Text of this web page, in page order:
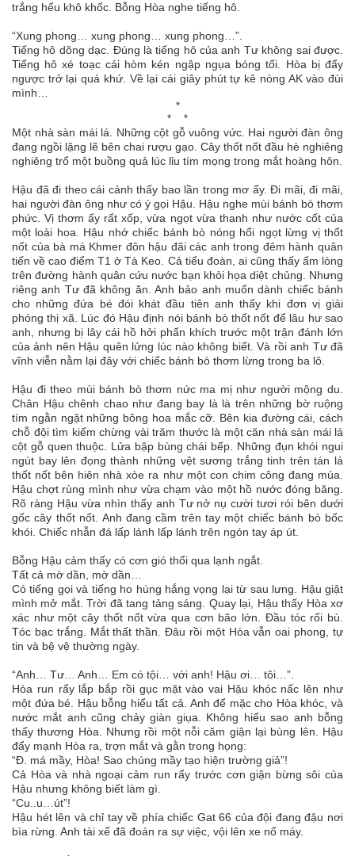
trắng hếu khô khốc. Bỗng Hòa nghe tiếng hô.
“Xung phong… xung phong… xung phong…”.
Tiếng hô dõng dạc. Đúng là tiếng hô của anh Tư không sai được.
Tiếng hô xé toạc cái hòm kén ngập ngụa bóng tối. Hòa bị đẩy
ngược trở lại quá khứ. Về lại cái giây phút tự kê nòng AK vào đùi
mình…
*
* *
Một nhà sàn mái lá. Những cột gỗ vuông vức. Hai người đàn ông
đang ngồi lặng lẽ bên chai rượu gạo. Cây thốt nốt đầu hè nghiêng
nghiêng trổ một buồng quả lúc lỉu tím mọng trong mắt hoàng hôn.
Hậu đã đi theo cái cảnh thấy bao lần trong mơ ấy. Đi mãi, đi mãi,
hai người đàn ông như có ý gọi Hậu. Hậu nghe mùi bánh bò thơm
phức. Vị thơm ấy rất xốp, vừa ngọt vừa thanh như nước cốt của
một loài hoa. Hậu nhớ chiếc bánh bò nóng hổi ngọt lừng vị thốt
nốt của bà má Khmer đôn hậu đãi các anh trong đêm hành quân
tiến về cao điểm T1 ở Tà Keo. Cả tiểu đoàn, ai cũng thấy ấm lòng
trên đường hành quân cứu nước bạn khỏi họa diệt chủng. Nhưng
riêng anh Tư đã không ăn. Anh bảo anh muốn dành chiếc bánh
cho những đứa bé đói khát đầu tiên anh thấy khi đơn vị giải
phóng thị xã. Lúc đó Hậu định nói bánh bò thốt nốt để lâu hư sao
anh, nhưng bị lây cái hồ hởi phấn khích trước một trận đánh lớn
của ảnh nên Hậu quên lửng lúc nào không biết. Và rồi anh Tư đã
vĩnh viễn nằm lại đây với chiếc bánh bò thơm lừng trong ba lô.
Hậu đi theo mùi bánh bò thơm nức ma mị như người mộng du.
Chân Hậu chênh chao như đang bay là là trên những bờ ruộng
tím ngằn ngặt những bông hoa mắc cỡ. Bên kia đường cái, cách
chỗ đội tìm kiếm chừng vài trăm thước là một căn nhà sàn mái lá
cột gỗ quen thuộc. Lửa bập bùng chái bếp. Những đụn khói ngui
ngút bay lên đọng thành những vệt sương trắng tinh trên tán lá
thốt nốt bên hiên nhà xòe ra như một con chim công đang múa.
Hậu chợt rùng mình như vừa chạm vào một hồ nước đóng băng.
Rõ ràng Hậu vừa nhìn thấy anh Tư nở nụ cười tươi rói bên dưới
gốc cây thốt nốt. Anh đang cầm trên tay một chiếc bánh bò bốc
khói. Chiếc nhẫn đá lấp lánh lấp lánh trên ngón tay áp út.
Bỗng Hậu cảm thấy có cơn gió thổi qua lạnh ngắt.
Tất cả mờ dần, mờ dần…
Có tiếng gọi và tiếng ho húng hắng vọng lại từ sau lưng. Hậu giật
mình mở mắt. Trời đã tang tảng sáng. Quay lại, Hậu thấy Hòa xơ
xác như một cây thốt nốt vừa qua cơn bão lớn. Đầu tóc rối bù.
Tóc bạc trắng. Mắt thất thần. Đâu rồi một Hòa vẫn oai phong, tự
tin và bệ vệ thường ngày.
“Anh… Tư… Anh… Em có tội… với anh! Hậu ơi… tôi…”.
Hòa run rẩy lắp bắp rồi gục mặt vào vai Hậu khóc nấc lên như
một đứa bé. Hậu bỗng hiểu tất cả. Anh để mặc cho Hòa khóc, và
nước mắt anh cũng chảy giàn giụa. Không hiểu sao anh bỗng
thấy thương Hòa. Nhưng rồi một nỗi căm giận lại bùng lên. Hậu
đẩy mạnh Hòa ra, trợn mắt và gằn trong họng:
“Đ. má mầy, Hòa! Sao chúng mầy tạo hiện trường giả”!
Cả Hòa và nhà ngoại cảm run rẩy trước cơn giận bừng sôi của
Hậu nhưng không biết làm gì.
“Cu..u…út”!
Hậu hét lên và chỉ tay về phía chiếc Gat 66 của đội đang đậu nơi
bìa rừng. Anh tài xế đã đoán ra sự việc, vội lên xe nổ máy.